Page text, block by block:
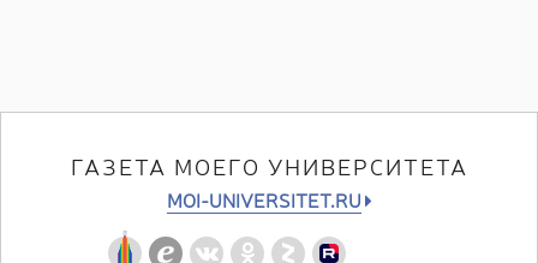
ГАЗЕТА МОЕГО УНИВЕРСИТЕТА
MOI-UNIVERSITET.RU